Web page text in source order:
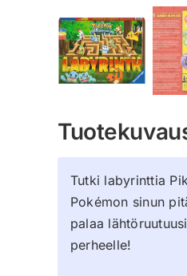
Tutki labyrinttia
Pokémon sinun
palaa
perheelle!